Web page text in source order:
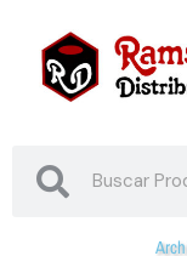
content